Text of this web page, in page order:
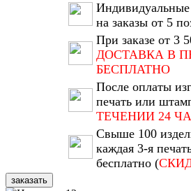
Индивидуальные
на заказы от 5
При заказе от 3
ДОСТАВКА В
БЕСПЛАТНО
После оплаты
печать или
ТЕЧЕНИИ 24
Свыше 100
каждая 3-я
бесплатно (
заказать